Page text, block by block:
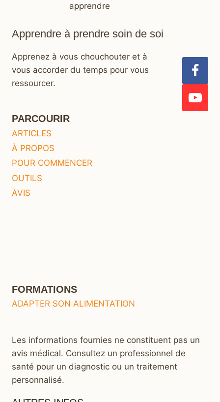
Apprendre à prendre soin de soi
Apprenez à vous chouchouter et à
vous accorder du temps pour vous
ressourcer.
PARCOURIR
ARTICLES
À PROPOS
POUR COMMENCER
OUTILS
AVIS
FORMATIONS
ADAPTER SON ALIMENTATION
Les informations fournies ne constituent pas un
avis médical. Consultez un professionnel de
santé pour un diagnostic ou un traitement
personnalisé.